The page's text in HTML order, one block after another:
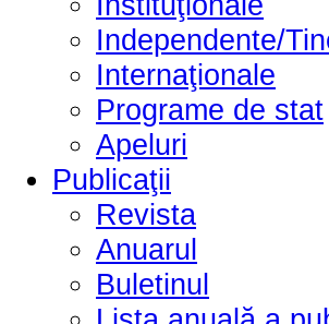
Independente/
Internaţionale
Programe de stat
Apeluri
Publicaţii
Revista
Anuarul
Buletinul